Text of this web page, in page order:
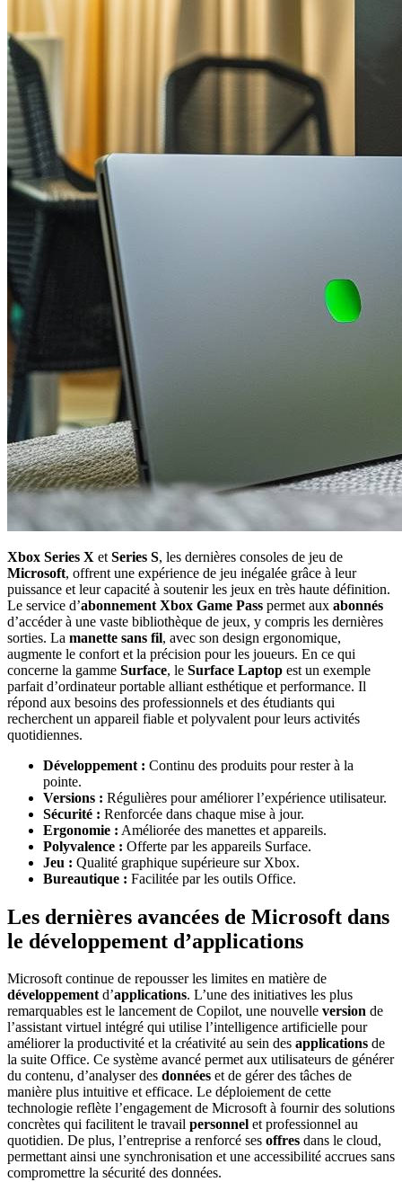
Xbox Series X et Series S, les dernières consoles de jeu de
Microsoft, offrent une expérience de jeu inégalée grâce à leur
puissance et leur capacité à soutenir les jeux en très haute définition.
Le service d’abonnement Xbox Game Pass permet aux abonnés
d’accéder à une vaste bibliothèque de jeux, y compris les dernières
sorties. La manette sans fil, avec son design ergonomique,
augmente le confort et la précision pour les joueurs. En ce qui
concerne la gamme Surface, le Surface Laptop est un exemple
parfait d’ordinateur portable alliant esthétique et performance. Il
répond aux besoins des professionnels et des étudiants qui
recherchent un appareil fiable et polyvalent pour leurs activités
quotidiennes.
Développement : Continu des produits pour rester à la
pointe.
Versions : Régulières pour améliorer l’expérience utilisateur.
Sécurité : Renforcée dans chaque mise à jour.
Ergonomie : Améliorée des manettes et appareils.
Polyvalence : Offerte par les appareils Surface.
Jeu : Qualité graphique supérieure sur Xbox.
Bureautique : Facilitée par les outils Office.
Les dernières avancées de Microsoft dans
le développement d’applications
Microsoft continue de repousser les limites en matière de
développementd’applications. L’une des initiatives les plus
remarquables est le lancement de Copilot, une nouvelle version de
l’assistant virtuel intégré qui utilise l’intelligence artificielle pour
améliorer la productivité et la créativité au sein des applications de
la suite Office. Ce système avancé permet aux utilisateurs de générer
du contenu, d’analyser des données et de gérer des tâches de
manière plus intuitive et efficace. Le déploiement de cette
technologie reflète l’engagement de Microsoft à fournir des solutions
concrètes qui facilitent le travail personnel et professionnel au
quotidien. De plus, l’entreprise a renforcé ses offres dans le cloud,
permettant ainsi une synchronisation et une accessibilité accrues sans
compromettre la sécurité des données.